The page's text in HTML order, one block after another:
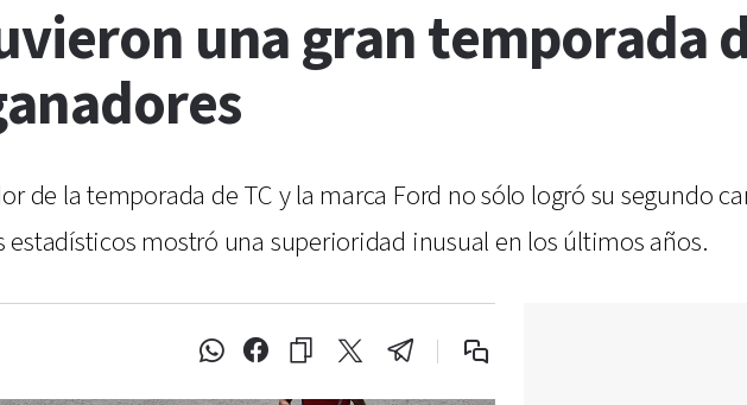
una gran temporada
de la temporada de TC y la marca Ford no sólo logró su segundo
mostró una superioridad inusual en los últimos años.